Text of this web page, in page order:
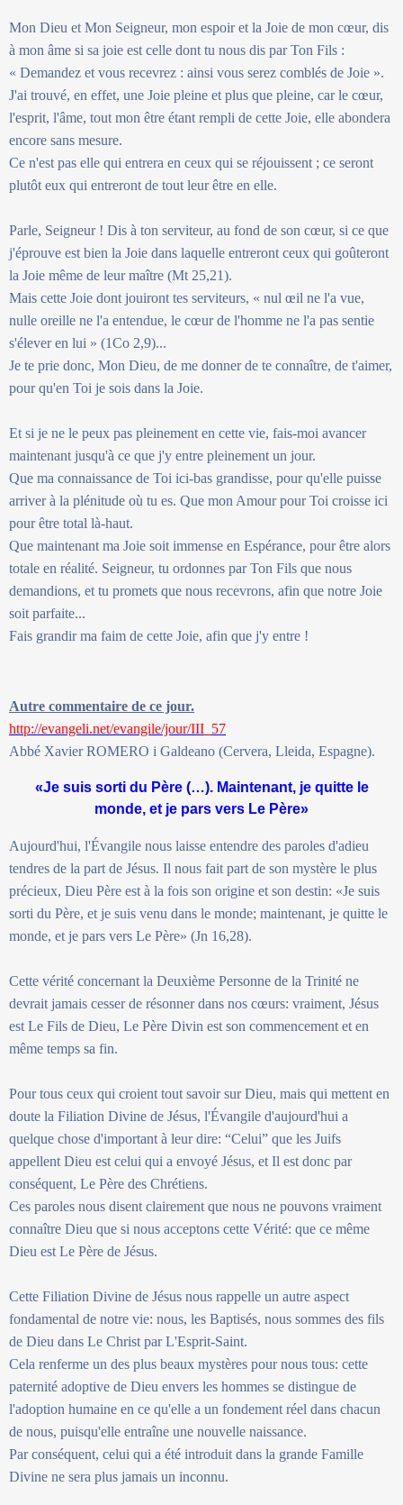
Mon Dieu et Mon Seigneur, mon espoir et la Joie de mon cœur, dis
à mon âme si sa joie est celle dont tu nous dis par Ton Fils :
« Demandez et vous recevrez : ainsi vous serez comblés de Joie ».
J'ai trouvé, en effet, une Joie pleine et plus que pleine, car le cœur,
l'esprit, l'âme, tout mon être étant rempli de cette Joie, elle abondera
encore sans mesure.
Ce n'est pas elle qui entrera en ceux qui se réjouissent ; ce seront
plutôt eux qui entreront de tout leur être en elle.
Parle, Seigneur ! Dis à ton serviteur, au fond de son cœur, si ce que
j'éprouve est bien la Joie dans laquelle entreront ceux qui goûteront
la Joie même de leur maître (Mt 25,21).
Mais cette Joie dont jouiront tes serviteurs, « nul œil ne l'a vue,
nulle oreille ne l'a entendue, le cœur de l'homme ne l'a pas sentie
s'élever en lui » (1Co 2,9)...
Je te prie donc, Mon Dieu, de me donner de te connaître, de t'aimer,
pour qu'en Toi je sois dans la Joie.
Et si je ne le peux pas pleinement en cette vie, fais-moi avancer
maintenant jusqu'à ce que j'y entre pleinement un jour.
Que ma connaissance de Toi ici-bas grandisse, pour qu'elle puisse
arriver à la plénitude où tu es. Que mon Amour pour Toi croisse ici
pour être total là-haut.
Que maintenant ma Joie soit immense en Espérance, pour être alors
totale en réalité. Seigneur, tu ordonnes par Ton Fils que nous
demandions, et tu promets que nous recevrons, afin que notre Joie
soit parfaite...
Fais grandir ma faim de cette Joie, afin que j'y entre !
Autre commentaire de ce jour.
http://evangeli.net/evangile/jour/III_57
Abbé Xavier ROMERO i Galdeano (Cervera, Lleida, Espagne).
«Je suis sorti du Père (…). Maintenant, je quitte le
monde, et je pars vers Le Père»
Aujourd'hui, l'Évangile nous laisse entendre des paroles d'adieu
tendres de la part de Jésus. Il nous fait part de son mystère le plus
précieux, Dieu Père est à la fois son origine et son destin: «Je suis
sorti du Père, et je suis venu dans le monde; maintenant, je quitte le
monde, et je pars vers Le Père» (Jn 16,28).
Cette vérité concernant la Deuxième Personne de la Trinité ne
devrait jamais cesser de résonner dans nos cœurs: vraiment, Jésus
est Le Fils de Dieu, Le Père Divin est son commencement et en
même temps sa fin.
Pour tous ceux qui croient tout savoir sur Dieu, mais qui mettent en
doute la Filiation Divine de Jésus, l'Évangile d'aujourd'hui a
quelque chose d'important à leur dire: “Celui” que les Juifs
appellent Dieu est celui qui a envoyé Jésus, et Il est donc par
conséquent, Le Père des Chrétiens.
Ces paroles nous disent clairement que nous ne pouvons vraiment
connaître Dieu que si nous acceptons cette Vérité: que ce même
Dieu est Le Père de Jésus.
Cette Filiation Divine de Jésus nous rappelle un autre aspect
fondamental de notre vie: nous, les Baptisés, nous sommes des fils
de Dieu dans Le Christ par L'Esprit-Saint.
Cela renferme un des plus beaux mystères pour nous tous: cette
paternité adoptive de Dieu envers les hommes se distingue de
l'adoption humaine en ce qu'elle a un fondement réel dans chacun
de nous, puisqu'elle entraîne une nouvelle naissance.
Par conséquent, celui qui a été introduit dans la grande Famille
Divine ne sera plus jamais un inconnu.